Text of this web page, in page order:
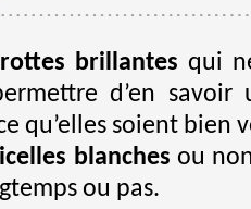
brillantes qui
d’en
qu’elles soient bien
blanches ou
ou pas.